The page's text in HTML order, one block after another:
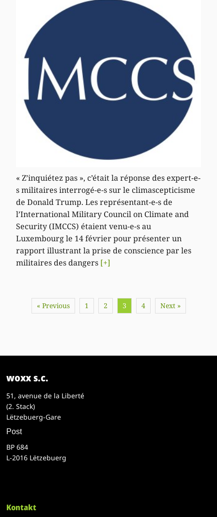
« Z’inquiétez pas », c’était la réponse des expert-e-
s militaires interrogé-e-s sur le climascepticisme
de Donald Trump. Les représentant-e-s de
l’International Military Council on Climate and
Security (IMCCS) étaient venu-e-s au
Luxembourg le 14 février pour présenter un
rapport illustrant la prise de conscience par les
militaires des dangers [+]
« Previous 1 2 3 4 Next »
woxx s.c.
51, avenue de la Liberté
(2. Stack)
Lëtzebuerg-Gare
Post
BP 684
L-2016 Lëtzebuerg
Kontakt